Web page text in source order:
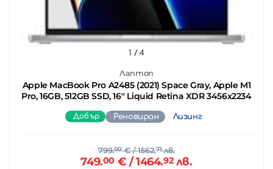
Лаптоп
Apple MacBook Pro A2485 (2021) Space Gray, Apple M1
Pro, 16GB, 512GB SSD, 16'' Liquid Retina XDR 3456x2234
1 / 4
Добър Реновиран Лизинг
799.00€/ 1562.71лв.
749.00€ / 1464.92лв.